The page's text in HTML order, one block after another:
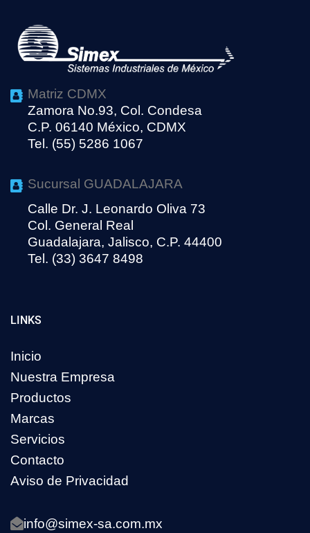
Matriz CDMX
Zamora No.93, Col. Condesa
C.P. 06140 México, CDMX
Tel. (55) 5286 1067
Sucursal GUADALAJARA
Calle Dr. J. Leonardo Oliva 73
Col. General Real
Guadalajara, Jalisco, C.P. 44400
Tel. (33) 3647 8498
LINKS
Inicio
Nuestra Empresa
Productos
Marcas
Servicios
Contacto
Aviso de Privacidad
info@simex-sa.com.mx